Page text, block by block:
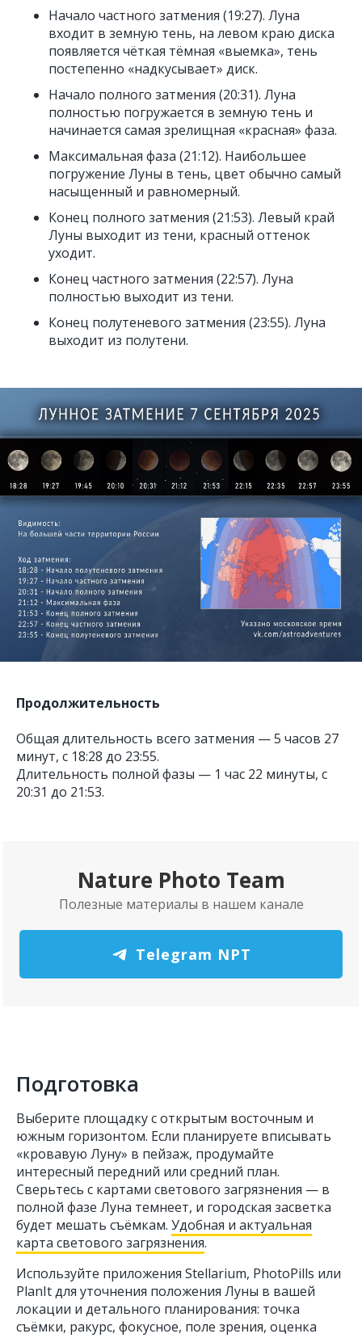
Начало частного затмения (19:27). Луна
входит в земную тень, на левом краю диска
появляется чёткая тёмная «выемка», тень
постепенно «надкусывает» диск.
Начало полного затмения (20:31). Луна
полностью погружается в земную тень и
начинается самая зрелищная «красная» фаза.
Максимальная фаза (21:12). Наибольшее
погружение Луны в тень, цвет обычно самый
насыщенный и равномерный.
Конец полного затмения (21:53). Левый край
Луны выходит из тени, красный оттенок
уходит.
Конец частного затмения (22:57). Луна
полностью выходит из тени.
Конец полутеневого затмения (23:55). Луна
выходит из полутени.
Продолжительность
Общая длительность всего затмения — 5 часов 27
минут, с 18:28 до 23:55.
Длительность полной фазы — 1 час 22 минуты, с
20:31 до 21:53.
Nature Photo Team
Полезные материалы в нашем канале
Telegram NPT
Подготовка
Выберите площадку с открытым восточным и
южным горизонтом. Если планируете вписывать
«кровавую Луну» в пейзаж, продумайте
интересный передний или средний план.
Сверьтесь с картами светового загрязнения — в
полной фазе Луна темнеет, и городская засветка
будет мешать съёмкам. Удобная и актуальная
карта светового загрязнения.
Используйте приложения Stellarium, PhotoPills или
PlanIt для уточнения положения Луны в вашей
локации и детального планирования: точка
съёмки, ракурс, фокусное, поле зрения, оценка